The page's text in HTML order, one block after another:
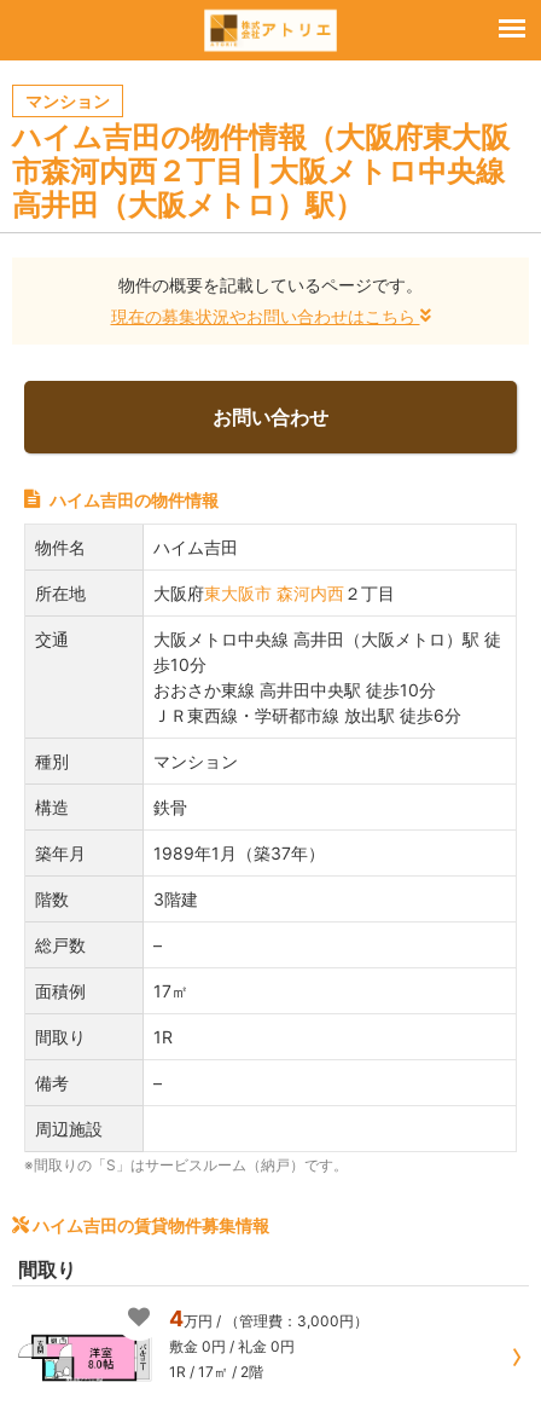
マンション
ハイム吉田の物件情報（大阪府東大阪
市森河内西２丁目 | 大阪メトロ中央線
高井田（大阪メトロ）駅）
物件の概要を記載しているページです。
現在の募集状況やお問い合わせはこちら
お問い合わせ
ハイム吉田の物件情報
物件名 ハイム吉田
所在地 大阪府東大阪市 森河内西２丁目
交通
大阪メトロ中央線 高井田（大阪メトロ）駅 徒
歩10分
おおさか東線 高井田中央駅 徒歩10分
ＪＲ東西線・学研都市線 放出駅 徒歩6分
種別 マンション
構造 鉄骨
築年月 1989年1月（築37年）
階数 3階建
総戸数 –
面積例 17㎡
間取り 1R
備考 –
周辺施設
※間取りの「S」はサービスルーム（納戸）です。
ハイム吉田の賃貸物件募集情報
間取り
4万円 / （管理費：3,000円）
敷金 0円 / 礼金 0円
1R / 17㎡ / 2階